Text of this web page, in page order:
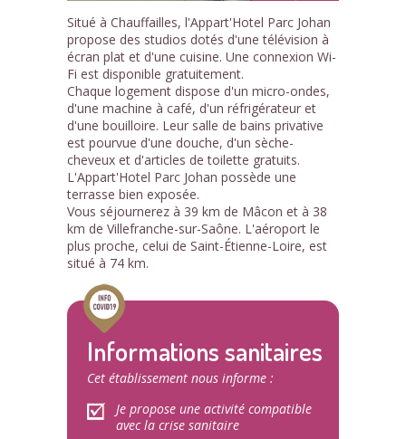
1 /5
Situé à Chauffailles, l'Appart'Hotel Parc Johan
propose des studios dotés d'une télévision à
écran plat et d'une cuisine. Une connexion Wi-
Fi est disponible gratuitement.
Chaque logement dispose d'un micro-ondes,
d'une machine à café, d'un réfrigérateur et
d'une bouilloire. Leur salle de bains privative
est pourvue d'une douche, d'un sèche-
cheveux et d'articles de toilette gratuits.
L'Appart'Hotel Parc Johan possède une
terrasse bien exposée.
Vous séjournerez à 39 km de Mâcon et à 38
km de Villefranche-sur-Saône. L'aéroport le
plus proche, celui de Saint-Étienne-Loire, est
situé à 74 km.
Informations sanitaires
Cet établissement nous informe :
Je propose une activité compatible
avec la crise sanitaire